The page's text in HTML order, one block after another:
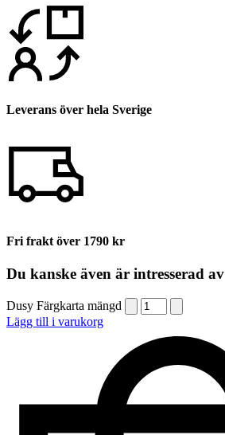
Leverans över hela Sverige
Fri frakt över 1790 kr
Du kanske även är intresserad av
Dusy Färgkarta mängd
Lägg till i varukorg